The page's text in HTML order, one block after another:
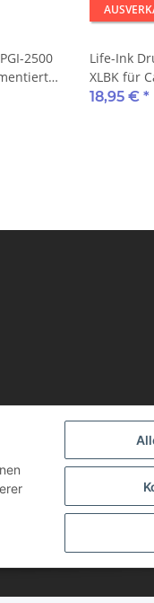
2500
Life-Ink
XLBK für
18,95 € *